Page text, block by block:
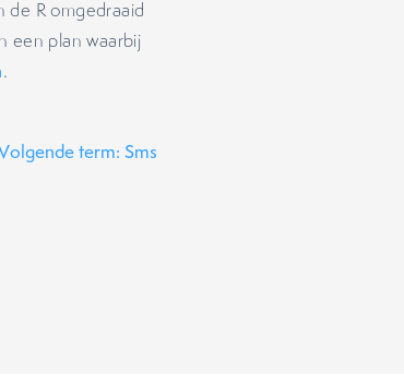
de R omgedraaid
een plan waarbij
.
term: Sms